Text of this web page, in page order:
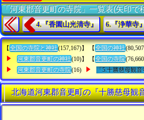
「河東郡音更町の寺院」一覧表(矢印で
4.『香園山光清寺』 6.『浄華寺
【 全国の寺院と神社(157,167)】 【 全国の神社
河東郡音更町の神社(10)】 【 全国の寺院
河東郡音更町の寺院(16) 「5.十勝慈母観音
北海道河東郡音更町の『十勝慈母観